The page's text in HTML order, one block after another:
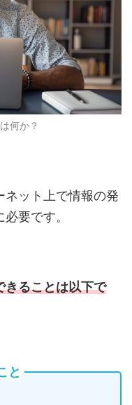
何か？
ネット上で情報の発
要です。
きることは以下で
と